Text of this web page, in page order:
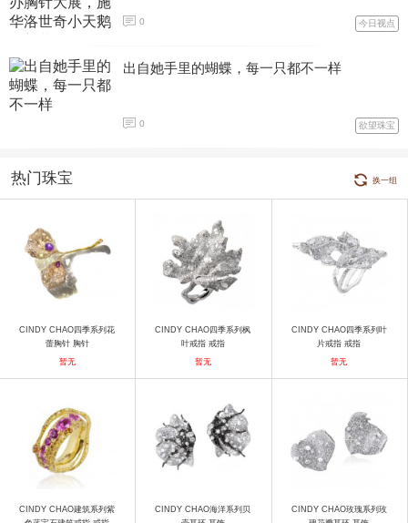
0 今日视点
出自她手里的蝴蝶，每一只都不一样
0 欲望珠宝
热门珠宝 换一组
CINDY CHAO四季系列花
蕾胸针 胸针
暂无
CINDY CHAO四季系列枫
叶戒指 戒指
暂无
CINDY CHAO四季系列叶
片戒指 戒指
暂无
CINDY CHAO建筑系列紫
CINDY CHAO海洋系列贝
CINDY CHAO玫瑰系列玫